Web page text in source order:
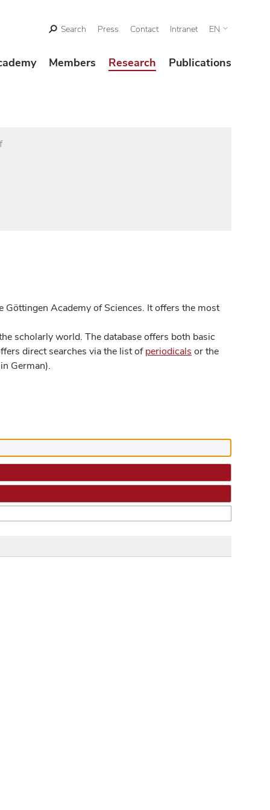
Search Press Contact Intranet EN
Members Research Publications
Academy of Sciences. It offers the most
scholarly world. The database offers both basic
direct searches via the list ofperiodicals or the
German).